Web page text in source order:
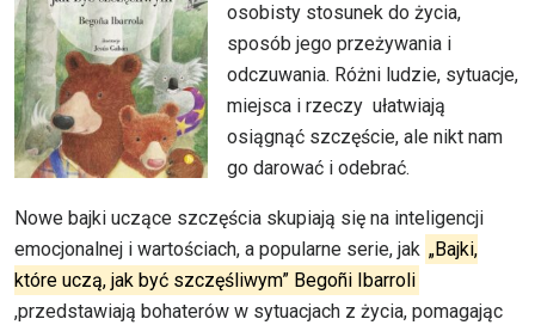
osobisty stosunek do życia,
sposób jego przeżywania i
odczuwania. Różni ludzie, sytuacje,
miejsca i rzeczy ułatwiają
osiągnąć szczęście, ale nikt nam
go darować i odebrać.
Nowe bajki uczące szczęścia skupiają się na inteligencji
emocjonalnej i wartościach, a popularne serie, jak „Bajki,
które uczą, jak być szczęśliwym” Begoñi Ibarroli
,przedstawiają bohaterów w sytuacjach z życia, pomagając